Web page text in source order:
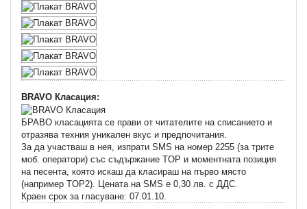
BRAVO Класация:
БРАВО класацията се прави от читателите на списанието и
отразява техния уникален вкус и предпочитания.
За да участваш в нея, изпрати SMS на номер 2255 (за трите
моб. оператори) със съдържание TOP и моментната позиция
на песента, която искаш да класираш на първо място
(например TOP2). Цената на SMS e 0,30 лв. с ДДС.
Краен срок за гласуване: 07.01.10.